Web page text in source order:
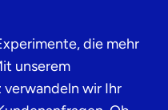
die mehr
unserem
wir Ihr